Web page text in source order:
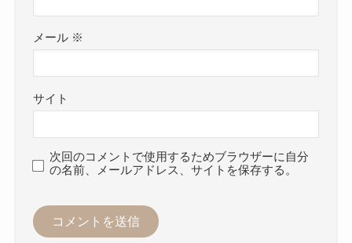
メール ※
サイト
次回のコメントで使用するためブラウザーに自分
の名前、メールアドレス、サイトを保存する。